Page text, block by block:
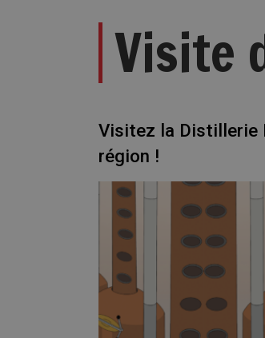
Visite
Visitez la Distillerie
région !